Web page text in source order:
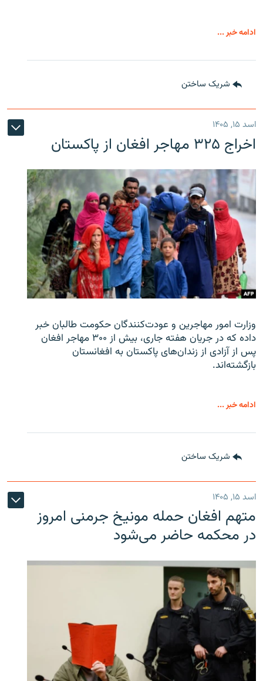
ادامه خبر ...
شریک ساختن
اسد ۱۵, ۱۴۰۵
اخراج ۳۲۵ مهاجر افغان از پاکستان
وزارت امور مهاجرین و عودت‌کنندگان حکومت طالبان خبر
داده که در جریان هفته جاری، بیش از ۳۰۰ مهاجر افغان
پس از آزادی از زندان‌های پاکستان به افغانستان
بازگشته‌اند.
ادامه خبر ...
شریک ساختن
اسد ۱۵, ۱۴۰۵
متهم افغان حمله مونیخ جرمنی امروز
در محکمه حاضر می‌شود